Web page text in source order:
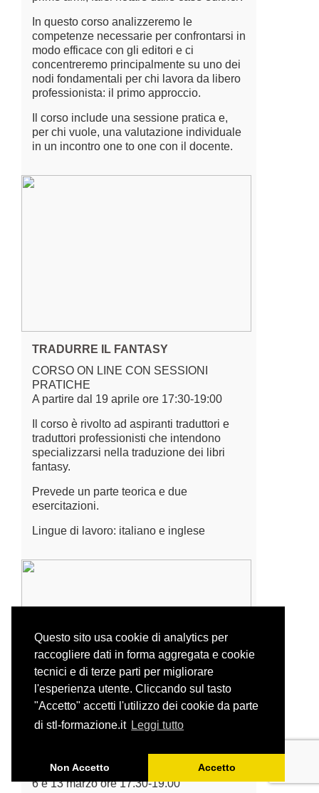
Questo sito usa cookie di analytics per
raccogliere dati in forma aggregata e cookie
tecnici e di terze parti per migliorare
l'esperienza utente. Cliccando sul tasto
"Accetto" accetti l'utilizzo dei cookie da parte
di stl-formazione.it Leggi tutto
Non Accetto Accetto
In questo corso analizzeremo le
competenze necessarie per confrontarsi in
modo efficace con gli editori e ci
concentreremo principalmente su uno dei
nodi fondamentali per chi lavora da libero
professionista: il primo approccio.
Il corso include una sessione pratica e,
per chi vuole, una valutazione individuale
in un incontro one to one con il docente.
TRADURRE IL FANTASY
CORSO ON LINE CON SESSIONI
PRATICHE
A partire dal 19 aprile ore 17:30-19:00
Il corso è rivolto ad aspiranti traduttori e
traduttori professionisti che intendono
specializzarsi nella traduzione dei libri
fantasy.
Prevede un parte teorica e due
esercitazioni.
Lingue di lavoro: italiano e inglese
LA TRADUZIONE ASSEVERATA |
CORSO ON LINE
6 e 13 marzo ore 17.30-19.00